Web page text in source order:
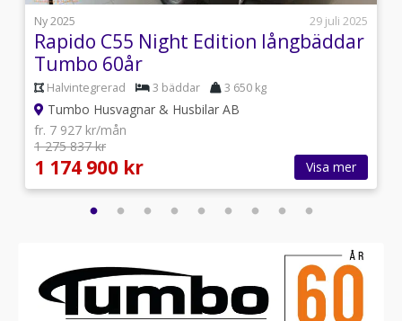
Ny 2025
29 juli 2025
Rapido C55 Night Edition långbäddar
Tumbo 60år
Halvintegrerad 3 bäddar 3 650 kg
Tumbo Husvagnar & Husbilar AB
fr. 7 927 kr/mån
1 275 837 kr
1 174 900 kr Visa mer